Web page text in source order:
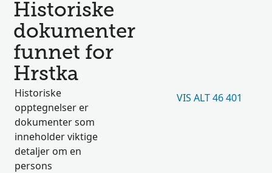
Historiske
dokumenter
funnet for
Hrstka
Historiske
opptegnelser er
dokumenter som
inneholder viktige
detaljer om en
persons
VIS ALT 46 401